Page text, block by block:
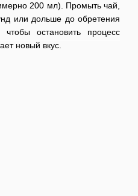
200 мл). Промыть чай,
или дольше до обретения
остановить процесс
новый вкус.